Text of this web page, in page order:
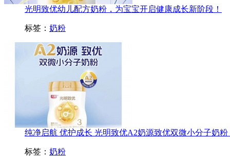
光明致优幼儿配方奶粉，为宝宝开启健康成长新阶段！
标签： 奶粉
纯净启航 优护成长 光明致优A2奶源致优双微小分子奶粉
标签： 奶粉